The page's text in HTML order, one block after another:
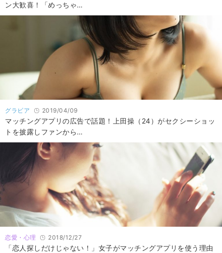
ン大歓喜！「めっちゃ…
グラビア 2019/04/09
マッチングアプリの広告で話題！上田操（24）がセクシーショッ
トを披露しファンから…
恋愛・心理 2018/12/27
「恋人探しだけじゃない！」女子がマッチングアプリを使う理由